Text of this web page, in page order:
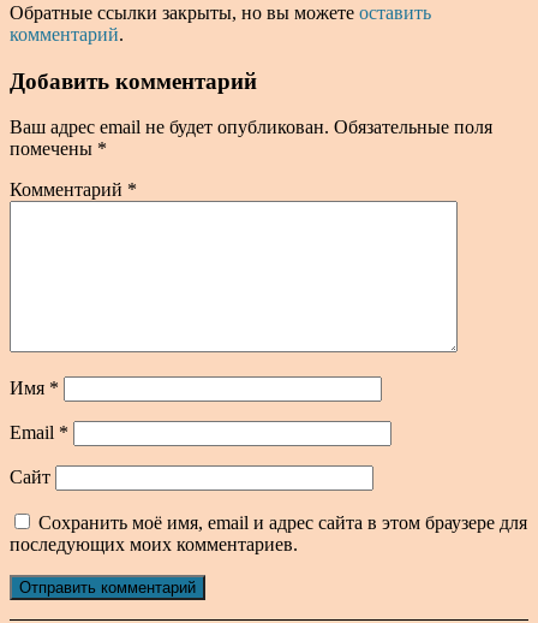
Обратные ссылки закрыты, но вы можете оставить
комментарий.
Добавить комментарий
Ваш адрес email не будет опубликован. Обязательные поля
помечены *
Комментарий *
Имя *
Email *
Сайт
Сохранить моё имя, email и адрес сайта в этом браузере для
последующих моих комментариев.